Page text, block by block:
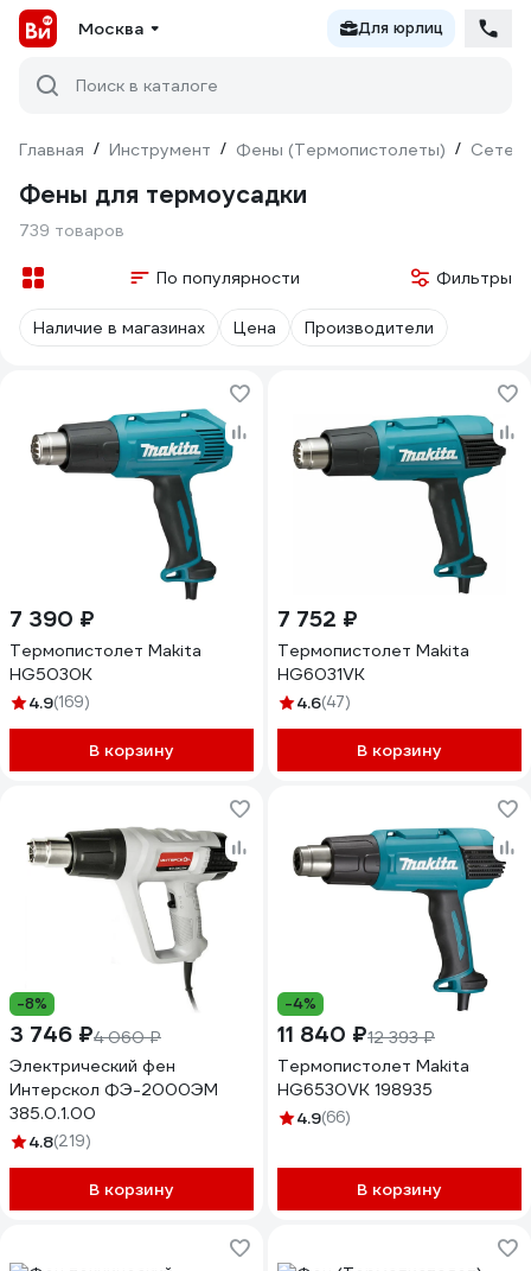
Москва Для юрлиц
Поиск в каталоге
Главная / Инструмент / Фены (Термопистолеты) /
Фены для термоусадки
739 товаров
По популярности Фильтры
Наличие в магазинах Цена Производители
7 390 ₽
Термопистолет Makita
HG5030K
4.9(169)
В корзину
7 752 ₽
Термопистолет Makita
HG6031VK
4.6(47)
В корзину
-8%
3 746 ₽4 060 ₽
Электрический фен
Интерскол ФЭ-2000ЭМ
385.0.1.00
4.8(219)
В корзину
-4%
11 840 ₽12 393 ₽
Термопистолет Makita
HG6530VK 198935
4.9(66)
В корзину